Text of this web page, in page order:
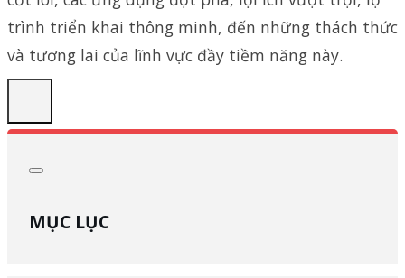
trình triển khai thông minh, đến những thách thức
và tương lai của lĩnh vực đầy tiềm năng này.
MỤC LỤC